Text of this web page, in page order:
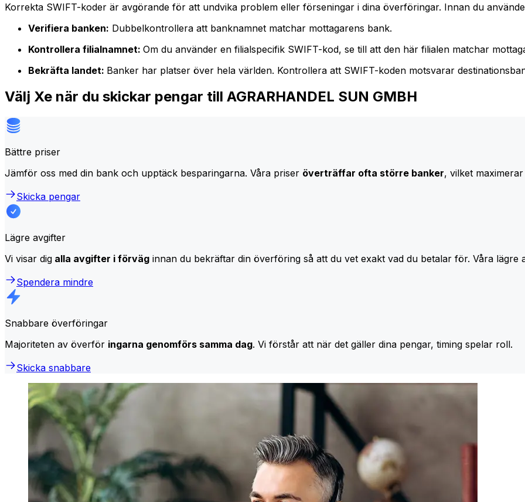
Korrekta SWIFT-koder är avgörande för att undvika problem eller förseningar i dina överföringar. Innan du
Verifiera banken: Dubbelkontrollera att banknamnet matchar mottagarens bank.
Kontrollera filialnamnet: Om du använder en filialspecifik SWIFT-kod, se till att den här filialen matchar
Bekräfta landet: Banker har platser över hela världen. Kontrollera att SWIFT-koden motsvarar
Välj Xe när du skickar pengar till AGRARHANDEL SUN GMBH
Bättre priser
Jämför oss med din bank och upptäck besparingarna. Våra priser överträffar ofta större banker, vilket
Skicka pengar
Lägre avgifter
Vi visar dig alla avgifter i förväg innan du bekräftar din överföring så att du vet exakt vad du betalar för. Våra lägre
Spendera mindre
Snabbare överföringar
Majoriteten av överför ingarna genomförs samma dag. Vi förstår att när det gäller dina pengar, timing spelar roll.
Skicka snabbare